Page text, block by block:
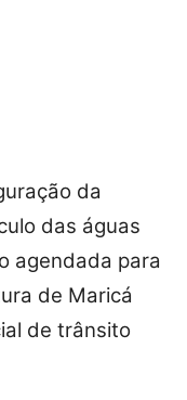
da
das águas
agendada para
de Maricá
de trânsito